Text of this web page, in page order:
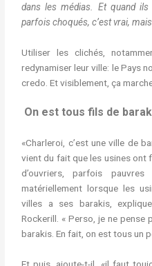
dans les médias. Et quand
parfois choqués, c’est vrai,
Utiliser les clichés,
redynamiser leur ville: le Pays
credo. Et visiblement, ça
On est tous fils de
«Charleroi, c’est une ville de
vient du fait que les usines ont
d’ouvriers, parfois
matériellement lorsque les
villes a ses barakis,
Rockerill. « Perso, je ne pense
barakis. En fait, on est tous un